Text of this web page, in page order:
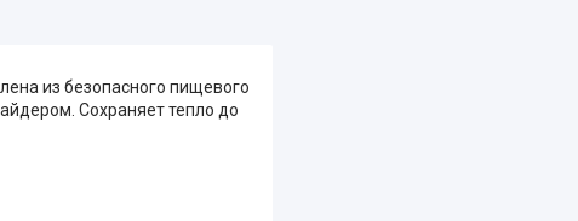
из безопасного пищевого
Сохраняет тепло до